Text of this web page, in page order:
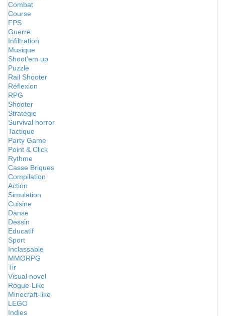
Combat
Course
FPS
Guerre
Infiltration
Musique
Shoot'em up
Puzzle
Rail Shooter
Réflexion
RPG
Shooter
Stratégie
Survival horror
Tactique
Party Game
Point & Click
Rythme
Casse Briques
Compilation
Action
Simulation
Cuisine
Danse
Dessin
Educatif
Sport
Inclassable
MMORPG
Tir
Visual novel
Rogue-Like
Minecraft-like
LEGO
Indies